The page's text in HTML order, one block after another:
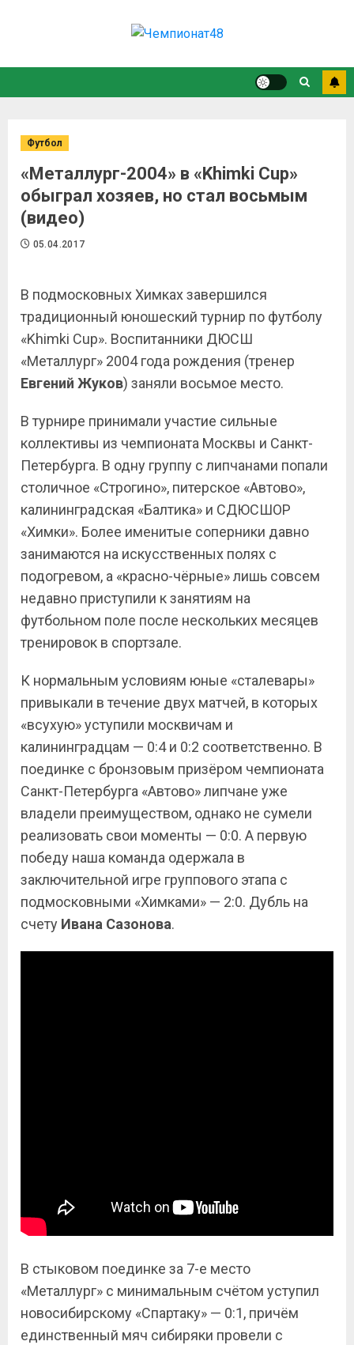
Футбол
«Металлург-2004» в «Khimki Cup»
обыграл хозяев, но стал восьмым
(видео)
05.04.2017
В подмосковных Химках завершился
традиционный юношеский турнир по футболу
«Khimki Cup». Воспитанники ДЮСШ
«Металлург» 2004 года рождения (тренер
Евгений Жуков) заняли восьмое место.
В турнире принимали участие сильные
коллективы из чемпионата Москвы и Санкт-
Петербурга. В одну группу с липчанами попали
столичное «Строгино», питерское «Автово»,
калининградская «Балтика» и СДЮСШОР
«Химки». Более именитые соперники давно
занимаются на искусственных полях с
подогревом, а «красно-чёрные» лишь совсем
недавно приступили к занятиям на
футбольном поле после нескольких месяцев
тренировок в спортзале.
К нормальным условиям юные «сталевары»
привыкали в течение двух матчей, в которых
«всухую» уступили москвичам и
калининградцам — 0:4 и 0:2 соответственно. В
поединке с бронзовым призёром чемпионата
Санкт-Петербурга «Автово» липчане уже
владели преимуществом, однако не сумели
реализовать свои моменты — 0:0. А первую
победу наша команда одержала в
заключительной игре группового этапа с
подмосковными «Химками» — 2:0. Дубль на
счету Ивана Сазонова.
В стыковом поединке за 7-е место
«Металлург» с минимальным счётом уступил
новосибирскому «Спартаку» — 0:1, причём
единственный мяч сибиряки провели с